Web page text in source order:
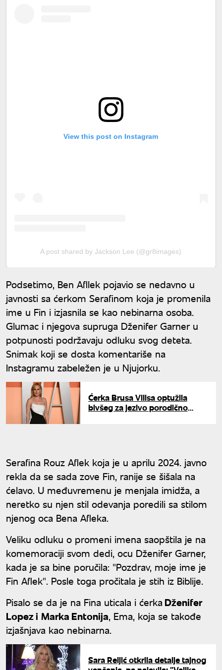
View this post on Instagram
A post shared by Jackson Lee (@gr8images)
Podsetimo, Ben Afllek pojavio se nedavno u
javnosti sa ćerkom Serafinom koja je promenila
ime u Fin i izjasnila se kao nebinarna osoba.
Glumac i njegova supruga Dženifer Garner u
potpunosti podržavaju odluku svog deteta.
Snimak koji se dosta komentariše na
Instagramu zabeležen je u Njujorku.
Ćerka Brusa Vilisa optužila
bivšeg za jezivo porodično
Serafina Rouz Aflek koja je u aprilu 2024. javno
rekla da se sada zove Fin, ranije se šišala na
ćelavo. U međuvremenu je menjala imidža, a
neretko su njen stil odevanja poredili sa stilom
njenog oca Bena Afleka.
Veliku odluku o promeni imena saopštila je na
komemoraciji svom dedi, ocu Dženifer Garner,
kada je sa bine poručila: "Pozdrav, moje ime je
Fin Aflek". Posle toga pročitala je stih iz Biblije.
Pisalo se da je na Fina uticala i ćerka Dženifer
Lopez i Marka Entonija, Ema, koja se takođe
izjašnjava kao nebinarna.
Sara Reljić otkrila detalje tajnog